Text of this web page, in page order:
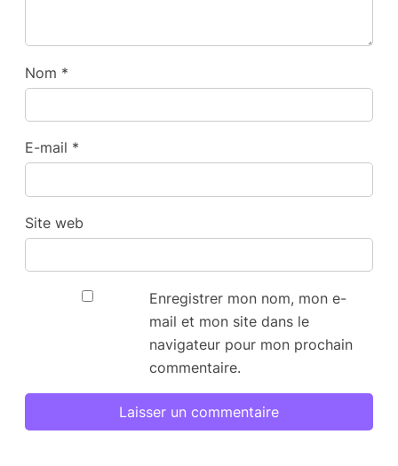
Nom *
E-mail *
Site web
Enregistrer mon nom, mon e-
mail et mon site dans le
navigateur pour mon prochain
commentaire.